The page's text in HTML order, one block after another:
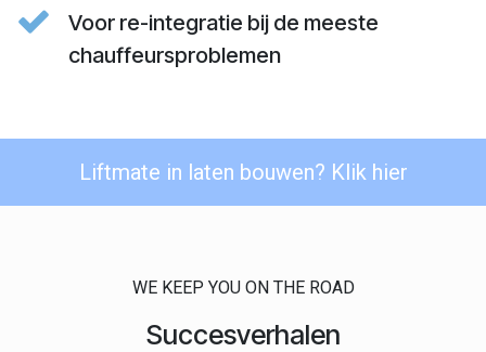
Voor re-integratie bij de meeste
chauffeursproblemen
Liftmate in laten bouwen? Klik hier
WE KEEP YOU ON THE ROAD
Succesverhalen